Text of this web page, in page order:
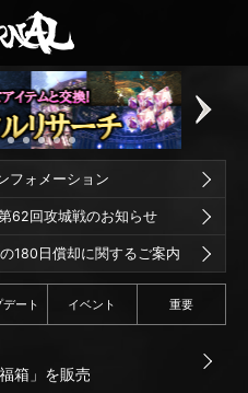
フォメーション
第62回攻城戦のお知らせ
180日償却に関するご案内
ート イベント 重要
箱」を販売